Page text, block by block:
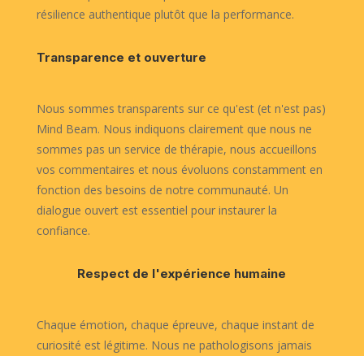
résilience authentique plutôt que la performance.
Transparence et ouverture
Nous sommes transparents sur ce qu'est (et n'est pas)
Mind Beam. Nous indiquons clairement que nous ne
sommes pas un service de thérapie, nous accueillons
vos commentaires et nous évoluons constamment en
fonction des besoins de notre communauté. Un
dialogue ouvert est essentiel pour instaurer la
confiance.
Respect de l'expérience humaine
Chaque émotion, chaque épreuve, chaque instant de
curiosité est légitime. Nous ne pathologisons jamais